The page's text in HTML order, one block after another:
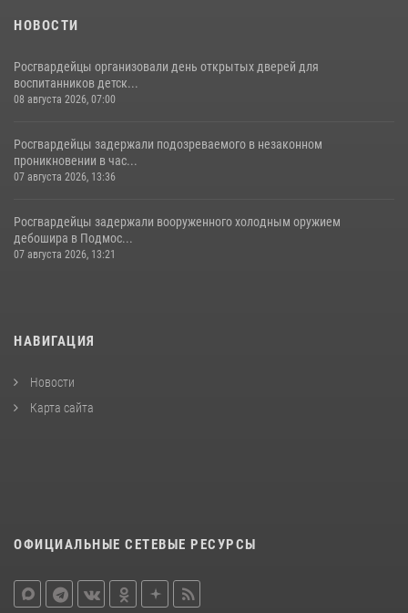
НОВОСТИ
Росгвардейцы организовали день открытых дверей для
воспитанников детск...
08 августа 2026, 07:00
Росгвардейцы задержали подозреваемого в незаконном
проникновении в час...
07 августа 2026, 13:36
Росгвардейцы задержали вооруженного холодным оружием
дебошира в Подмос...
07 августа 2026, 13:21
НАВИГАЦИЯ
Новости
Карта сайта
ОФИЦИАЛЬНЫЕ СЕТЕВЫЕ РЕСУРСЫ